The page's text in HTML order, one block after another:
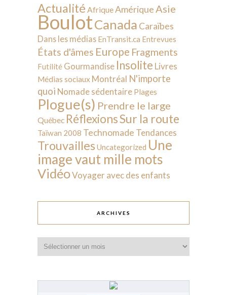
Actualité AfriqueAmérique Asie
BoulotCanada Caraïbes
Dans les médias EnTransit.ca Entrevues
États d'âmes Europe Fragments
Futilité Gourmandise Insolite Livres
Médias sociaux Montréal N'importe
quoi Nomade sédentaire Plages
Plogue(s) Prendre le large
Québec RéflexionsSur la route
Taïwan 2008 Technomade Tendances
Trouvailles Uncategorized Une
image vaut mille mots
VidéoVoyager avec des enfants
ARCHIVES